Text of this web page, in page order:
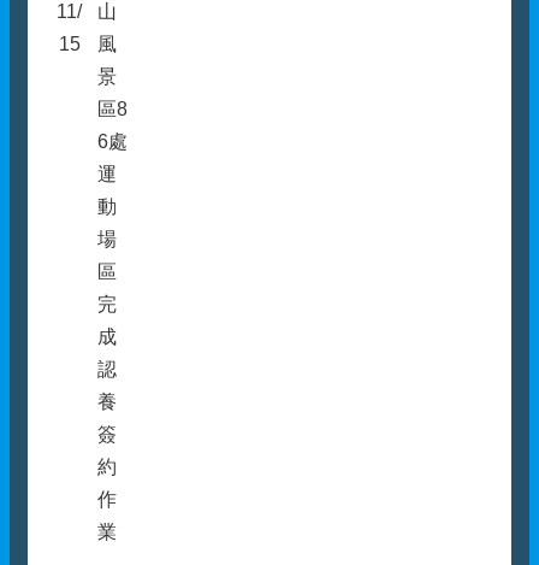
11/
15
山
風
景
區8
6處
運
動
場
區
完
成
認
養
簽
約
作
業